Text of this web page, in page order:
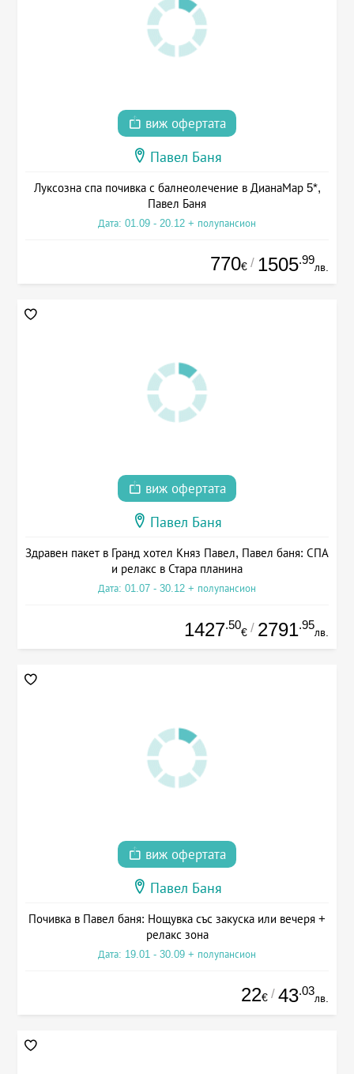
виж офертата
Павел Баня
Луксозна спа почивка с балнеолечение в ДианаМар 5*,
Павел Баня
Дата: 01.09 - 20.12 + полупансион
770€ / 1505.99
лв.
виж офертата
Павел Баня
Здравен пакет в Гранд хотел Княз Павел, Павел баня: СПА
и релакс в Стара планина
Дата: 01.07 - 30.12 + полупансион
1427.50
€ / 2791.95
лв.
виж офертата
Павел Баня
Почивка в Павел баня: Нощувка със закуска или вечеря +
релакс зона
Дата: 19.01 - 30.09 + полупансион
22€ / 43.03
лв.